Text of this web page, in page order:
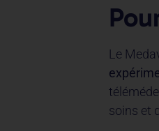
Le
soins et